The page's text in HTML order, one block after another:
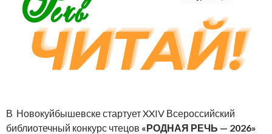
В Новокуйбышевске стартует XXIV Всероссийский
библиотечный конкурс чтецов «РОДНАЯ РЕЧЬ — 2026»